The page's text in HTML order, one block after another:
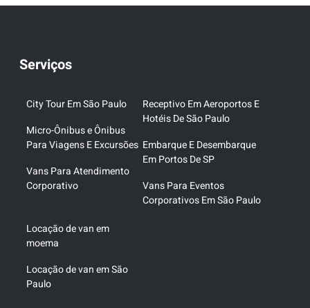
Serviços
City Tour Em São Paulo
Micro-Ônibus e Ônibus
Para Viagens E Excursões
Vans Para Atendimento
Corporativo
Receptivo Em Aeroportos E
Hotéis De São Paulo
Embarque E Desembarque
Em Portos De SP
Vans Para Eventos
Corporativos Em São Paulo
Locação de van em
moema
Locação de van em São
Paulo